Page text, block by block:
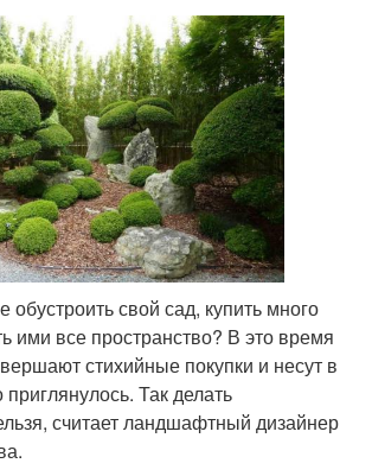
обустроить свой сад, купить много
ими все пространство? В это время
стихийные покупки и несут в
Так делать
считает ландшафтный дизайнер